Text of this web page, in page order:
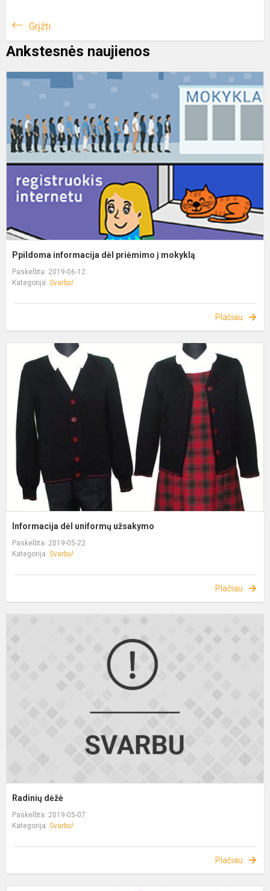
Grįžti
Ankstesnės naujienos
Ppildoma informacija dėl priėmimo į mokyklą
Paskelbta: 2019-06-12
Kategorija: Svarbu!
Plačiau
Informacija dėl uniformų užsakymo
Paskelbta: 2019-05-22
Kategorija: Svarbu!
Plačiau
Radinių dėžė
Paskelbta: 2019-05-07
Kategorija: Svarbu!
Plačiau